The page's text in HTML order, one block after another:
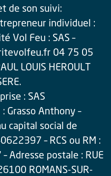
de son suivi:
individuel :
Vol Feu : SAS –
04 75 05
LOUIS HEROULT
: SAS
Grasso Anthony –
capital social de
– RCS ou RM :
Adresse postale : RUE
ROMANS-SUR-